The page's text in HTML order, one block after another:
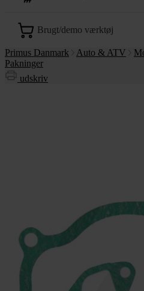
brugt/demo værktøj
Primus Danmark Auto & ATV
Pakninger
udskriv